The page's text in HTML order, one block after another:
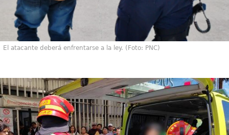
El atacante deberá enfrentarse a la ley. (Foto: PNC)